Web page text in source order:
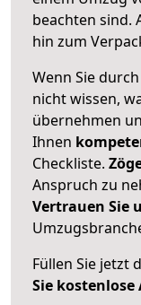
beachten sind.
hin zum
Wenn Sie
nicht wissen,
übernehmen
Ihnen
Checkliste.
Anspruch zu
Vertrauen Sie
Füllen Sie jetzt
Sie kostenlose